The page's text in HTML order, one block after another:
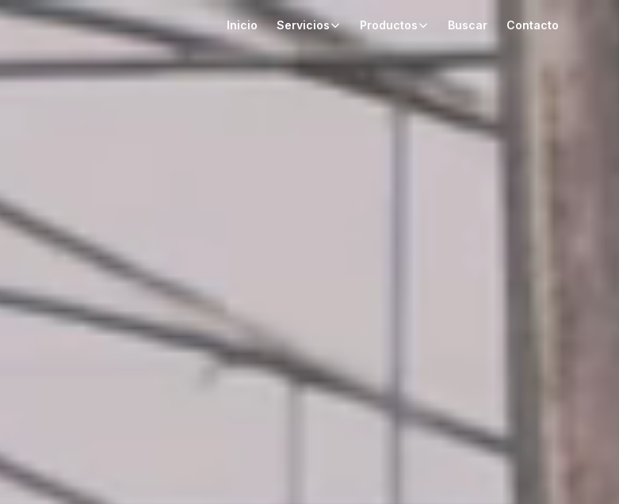
Inicio Servicios Productos Buscar Contacto